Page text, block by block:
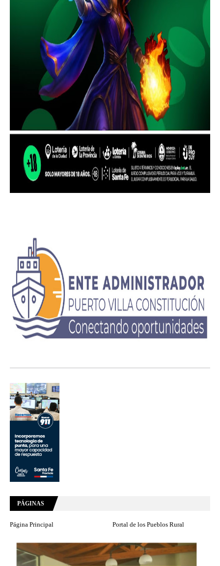
PÁGINAS
Página Principal Portal de los Pueblos Rural